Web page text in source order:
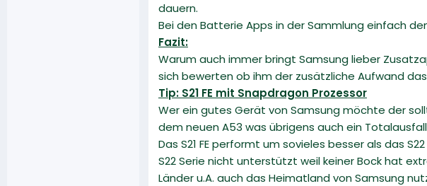
dauern.
Bei den Batterie Apps in der Sammlung einfach
Fazit:
Warum auch immer bringt Samsung lieber
sich bewerten ob ihm der zusätzliche Aufwand
Tip: S21 FE mit Snapdragon Prozessor
Wer ein gutes Gerät von Samsung möchte der
dem neuen A53 was übrigens auch ein
Das S21 FE performt um sovieles besser als das
S22 Serie nicht unterstützt weil keiner Bock hat
Länder u.A. auch das Heimatland von Samsung